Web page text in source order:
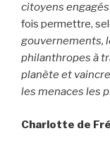
citoyens engagés
fois permettre,
gouvernements,
philanthropes à
planète et
les menaces les
Charlotte de